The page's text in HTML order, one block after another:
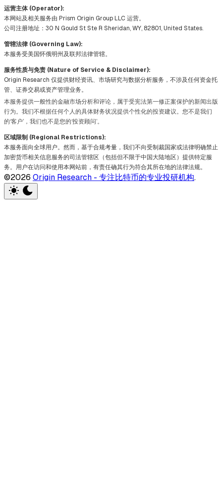
运营主体 (Operator):
本网站及相关服务由 Prism Origin Group LLC 运营。
公司注册地址：30 N Gould St Ste R Sheridan, WY, 82801, United States.
管辖法律 (Governing Law):
本服务受美国怀俄明州及联邦法律管辖。
服务性质与免责 (Nature of Service & Disclaimer):
Origin Research 仅提供财经资讯、市场研究与数据分析服务，不涉及任何资金托
管、证券交易或资产管理业务。
本服务提供一般性的金融市场分析和评论，属于受宪法第一修正案保护的新闻出版
行为。我们不根据任何个人的具体财务状况提供个性化的投资建议。您不是我们
的‘客户’，我们也不是您的‘投资顾问’。
区域限制 (Regional Restrictions):
本服务面向全球用户。然而，基于合规考量，我们不向受制裁国家或法律明确禁止
加密货币相关信息服务的司法管辖区（包括但不限于中国大陆地区）提供特定服
务。用户在访问和使用本网站前，有责任确其行为符合其所在地的法律法规。
©2026 Origin Research - 专注比特币的专业投研机构.